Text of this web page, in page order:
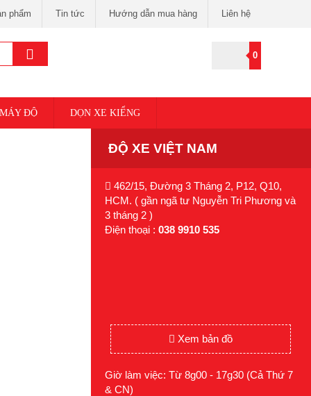
phẩm Tin tức Hướng dẫn mua hàng Liên hệ
0
ĐỘ DỌN XE KIỂNG
ĐỘ XE VIỆT NAM
462/15, Đường 3 Tháng 2, P12, Q10,
HCM. ( gần ngã tư Nguyễn Tri Phương và
3 tháng 2 )
Điện thoại : 038 9910 535
Xem bản đồ
Giờ làm việc: Từ 8g00 - 17g30 (Cả Thứ 7
& CN)